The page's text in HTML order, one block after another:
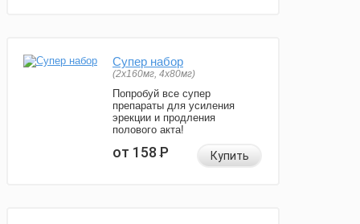
Супер набор
(2х160мг, 4х80мг)
Попробуй все супер
препараты для усиления
эрекции и продления
полового акта!
от 158Р Купить